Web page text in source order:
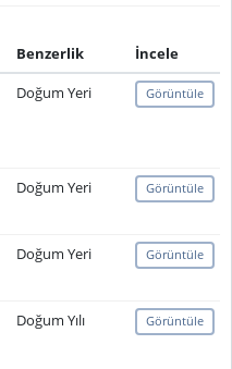
Benzerlik
İncele
Doğum Yeri Görüntüle
Doğum Yeri Görüntüle
Doğum Yeri Görüntüle
Doğum Yılı Görüntüle